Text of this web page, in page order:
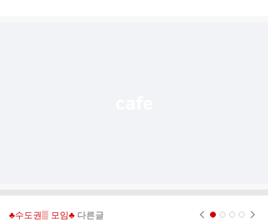
♣수도권▒ 모임♣ 다른글